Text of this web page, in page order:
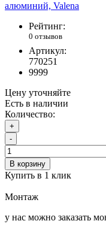
Рейтинг:
0 отзывов
Артикул:
770251
9999
Цену уточняйте
Есть в наличии
Количество:
+
-
В корзину
Купить в 1 клик
Монтаж
у нас можно заказать